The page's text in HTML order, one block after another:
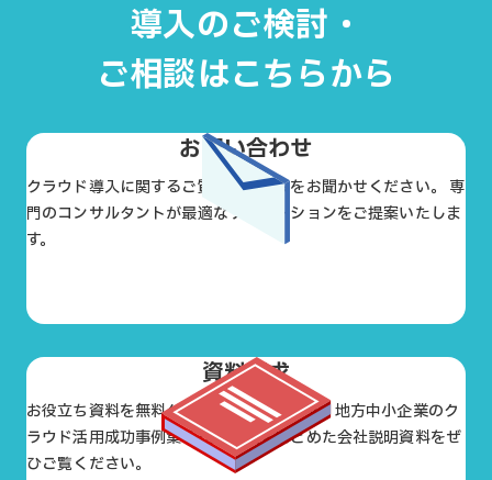
導入のご検討・
ご相談はこちらから
お問い合わせ
クラウド導入に関するご質問やお悩みをお聞かせください。 専
門のコンサルタントが最適なソリューションをご提案いたしま
す。
資料請求
お役立ち資料を無料ダウンロードできます。地方中小企業のク
ラウド活用成功事例集や支援実績をまとめた会社説明資料をぜ
ひご覧ください。